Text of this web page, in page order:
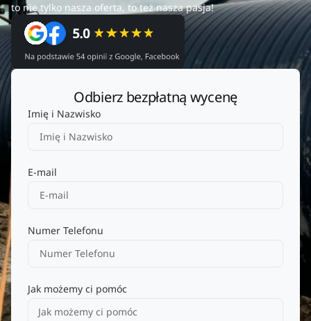
to nie tylko nasza oferta, to też nasza pasja!
Odbierz bezpłatną wycenę
Imię i Nazwisko
E-mail
Numer Telefonu
Jak możemy ci pomóc